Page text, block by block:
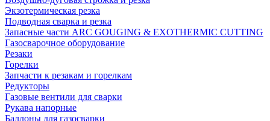
Экзотермическая резка
Подводная сварка и резка
Запасные части ARC GOUGING & EXOTHERMIC CUTTING
Газосварочное оборудование
Резаки
Горелки
Запчасти к резакам и горелкам
Редукторы
Газовые вентили для сварки
Рукава напорные
Баллоны для газосварки